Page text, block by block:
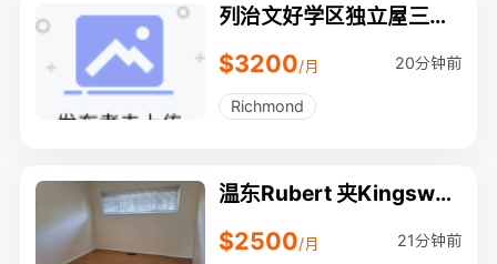
列治文好学区独立屋三房
$3200/月 20分钟前
Richmond
温东Rubert 夹Kingsway
$2500/月 21分钟前